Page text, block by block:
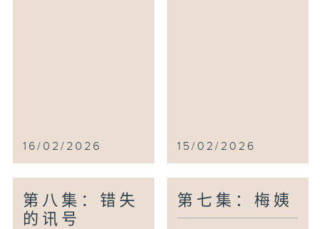
16/02/2026 15/02/2026
第八集：错失
的讯号
第七集：梅姨